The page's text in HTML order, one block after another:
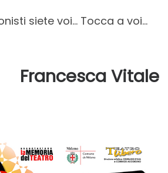
siete voi… Tocca a voi…
Francesca Vitale